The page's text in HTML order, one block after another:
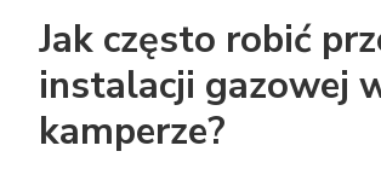
Jak często robić
instalacji gazowej
kamperze?